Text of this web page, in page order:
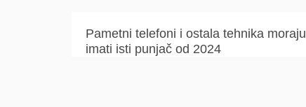
Pametni telefoni i ostala tehnika moraju
imati isti ​​punjač od 2024